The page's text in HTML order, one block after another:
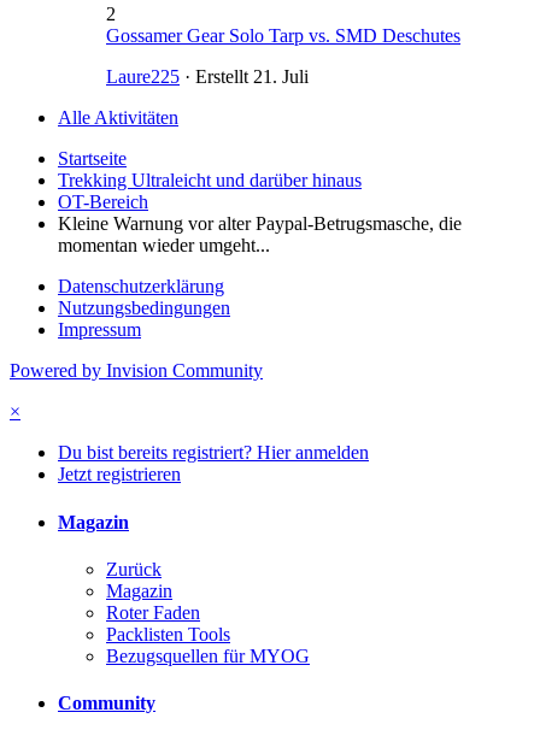
2
Gossamer Gear Solo Tarp vs. SMD Deschutes
Laure225 · Erstellt 21. Juli
Alle Aktivitäten
Startseite
Trekking Ultraleicht und darüber hinaus
OT-Bereich
Kleine Warnung vor alter Paypal-Betrugsmasche, die
momentan wieder umgeht...
Datenschutzerklärung
Nutzungsbedingungen
Impressum
Powered by Invision Community
×
Du bist bereits registriert? Hier anmelden
Jetzt registrieren
Magazin
Zurück
Magazin
Roter Faden
Packlisten Tools
Bezugsquellen für MYOG
Community